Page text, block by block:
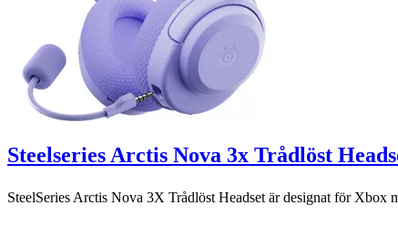
Steelseries Arctis Nova 3x Trådlöst
SteelSeries Arctis Nova 3X Trådlöst Headset är designat för